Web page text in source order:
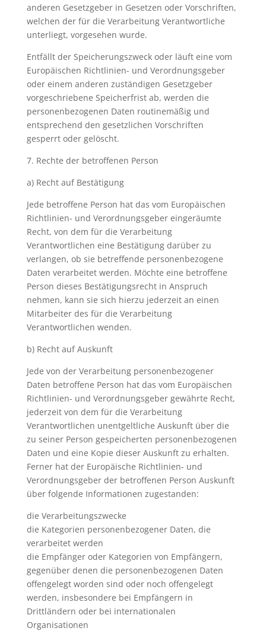
anderen Gesetzgeber in Gesetzen oder Vorschriften,
welchen der für die Verarbeitung Verantwortliche
unterliegt, vorgesehen wurde.
Entfällt der Speicherungszweck oder läuft eine vom
Europäischen Richtlinien- und Verordnungsgeber
oder einem anderen zuständigen Gesetzgeber
vorgeschriebene Speicherfrist ab, werden die
personenbezogenen Daten routinemäßig und
entsprechend den gesetzlichen Vorschriften
gesperrt oder gelöscht.
7. Rechte der betroffenen Person
a) Recht auf Bestätigung
Jede betroffene Person hat das vom Europäischen
Richtlinien- und Verordnungsgeber eingeräumte
Recht, von dem für die Verarbeitung
Verantwortlichen eine Bestätigung darüber zu
verlangen, ob sie betreffende personenbezogene
Daten verarbeitet werden. Möchte eine betroffene
Person dieses Bestätigungsrecht in Anspruch
nehmen, kann sie sich hierzu jederzeit an einen
Mitarbeiter des für die Verarbeitung
Verantwortlichen wenden.
b) Recht auf Auskunft
Jede von der Verarbeitung personenbezogener
Daten betroffene Person hat das vom Europäischen
Richtlinien- und Verordnungsgeber gewährte Recht,
jederzeit von dem für die Verarbeitung
Verantwortlichen unentgeltliche Auskunft über die
zu seiner Person gespeicherten personenbezogenen
Daten und eine Kopie dieser Auskunft zu erhalten.
Ferner hat der Europäische Richtlinien- und
Verordnungsgeber der betroffenen Person Auskunft
über folgende Informationen zugestanden:
die Verarbeitungszwecke
die Kategorien personenbezogener Daten, die
verarbeitet werden
die Empfänger oder Kategorien von Empfängern,
gegenüber denen die personenbezogenen Daten
offengelegt worden sind oder noch offengelegt
werden, insbesondere bei Empfängern in
Drittländern oder bei internationalen
Organisationen